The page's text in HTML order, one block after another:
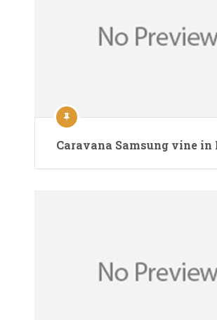
Caravana Samsung vine in